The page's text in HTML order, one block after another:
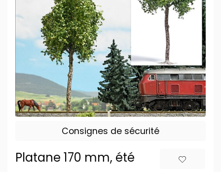
Consignes de sécurité
Platane 170 mm, été